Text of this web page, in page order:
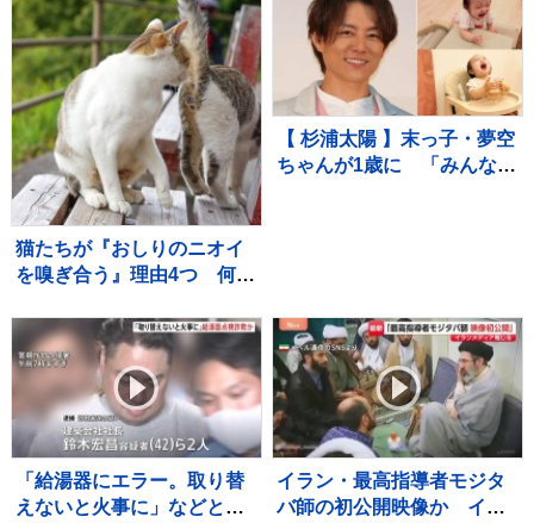
書館の専門家が厳選した進
化系図書館ベスト7をご紹
介！
たにしています」【 報告全
文 】
猫たちが『おしりのニオイ
を嗅ぎ合う』理由4つ 何を
つ意味を解説
【 杉浦太陽 】末っ子・夢空
ちゃんが1歳に 「みんなに
「給湯器にエラー。取り替
えないと火事に」などとウ
イラン・最高指導者モジタ
バ師の初公開映像か イラ